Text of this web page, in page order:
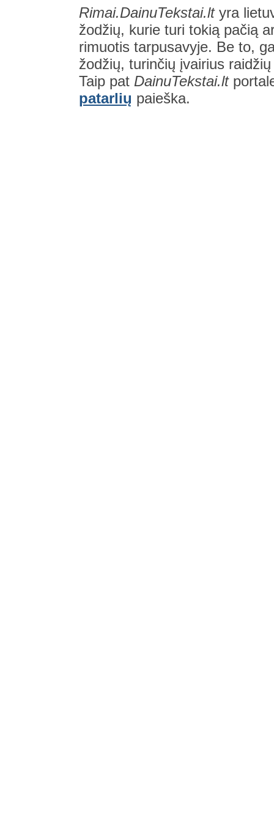
Rimai.DainuTekstai.ltyra
žodžių, kurie turi tokią pačią
rimuotis tarpusavyje. Be to,
žodžių, turinčių įvairius
Taip pat DainuTekstai.lt
patarlių paieška.